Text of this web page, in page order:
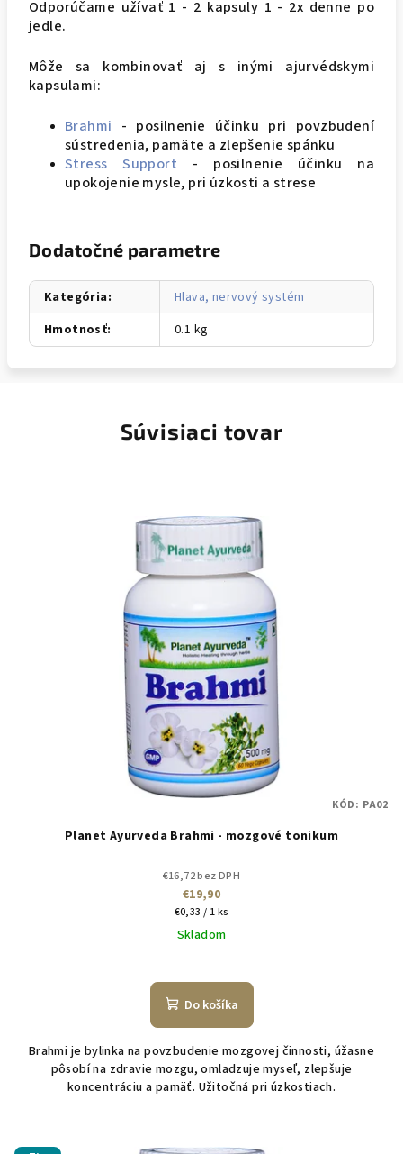
Odporúčame užívať 1 - 2 kapsuly 1 - 2x denne po
jedle.
Môže sa kombinovať aj s inými ajurvédskymi
kapsulami:
Brahmi - posilnenie účinku pri povzbudení
sústredenia, pamäte a zlepšenie spánku
Stress Support - posilnenie účinku na
upokojenie mysle, pri úzkosti a strese
Dodatočné parametre
Kategória:
Hlava, nervový systém
Hmotnosť: 0.1 kg
Súvisiaci tovar
Planet Ayurveda Brahmi - mozgové tonikum
€16,72 bez DPH
€19,90
Jednotková
cena:
€0,33 / 1 ks
Skladom
Do košíka
Brahmi je bylinka na povzbudenie mozgovej činnosti, úžasne
pôsobí na zdravie mozgu, omladzuje myseľ, zlepšuje
koncentráciu a pamäť. Užitočná pri úzkostiach.
KÓD: PA02